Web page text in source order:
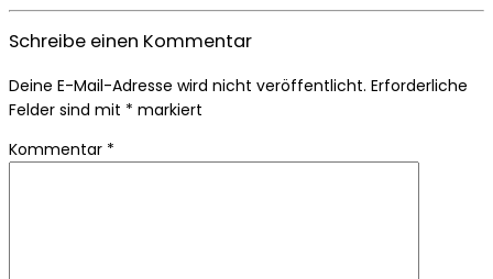
Schreibe einen Kommentar
Deine E-Mail-Adresse wird nicht veröffentlicht. Erforderliche
Felder sind mit * markiert
Kommentar *